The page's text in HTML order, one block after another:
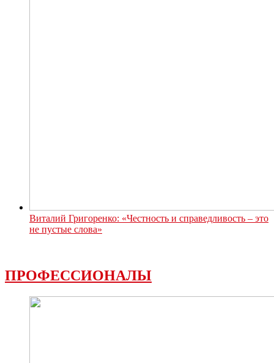
Виталий Григоренко: «Честность и справедливость – это
не пустые слова»
ПРОФЕССИОНАЛЫ